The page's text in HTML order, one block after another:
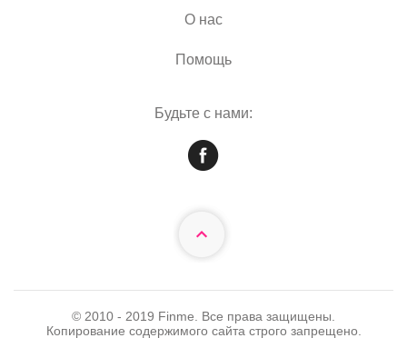
О нас
Помощь
Будьте с нами:
© 2010 - 2019 Finme. Все права защищены.
Копирование содержимого сайта строго запрещено.